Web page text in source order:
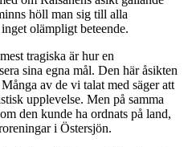
höll man sig till alla
olämpligt beteende.
tragiska är hur en
sina egna mål. Den här åsikten
av de vi talat med säger att
upplevelse. Men på samma
den kunde ha ordnats på land,
i Östersjön.